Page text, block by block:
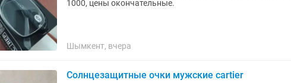
1000, цены окончательные.
Шымкент, вчера
Солнцезащитные очки мужские cartier